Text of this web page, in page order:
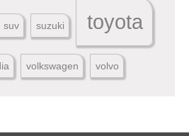
suv suzuki toyota
volkswagen volvo